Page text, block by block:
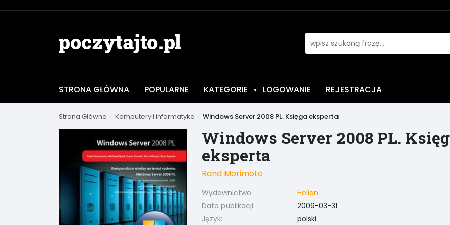
STRONA GŁÓWNA POPULARNE KATEGORIE ▼ LOGOWANIE REJESTRACJA
Strona Główna Komputery i informatyka Windows Server 2008 PL. Księga eksperta
Windows Server 2008 PL.
eksperta
Rand Morimoto
Wydawnictwo:
Helion
Data publikacji:
2009-03-31
Język:
polski